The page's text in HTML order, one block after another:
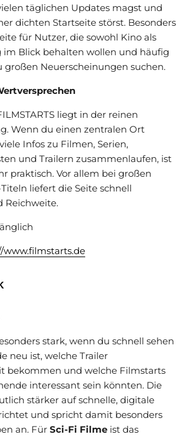
täglichen Updates magst und
dichten Startseite störst. Besonders
für Nutzer, die sowohl Kino als
im Blick behalten wollen und häufig
großen Neuerscheinungen suchen.
liegt in der reinen
Wenn du einen zentralen Ort
Infos zu Filmen, Serien,
und Trailern zusammenlaufen, ist
praktisch. Vor allem bei großen
liefert die Seite schnell
Reichweite.
www.filmstarts.de
stark, wenn du schnell sehen
neu ist, welche Trailer
bekommen und welche Filmstarts
interessant sein könnten. Die
stärker auf schnelle, digitale
und spricht damit besonders
an. Für Sci-Fi Filme ist das